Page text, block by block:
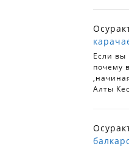
Если вы
почему
Алты